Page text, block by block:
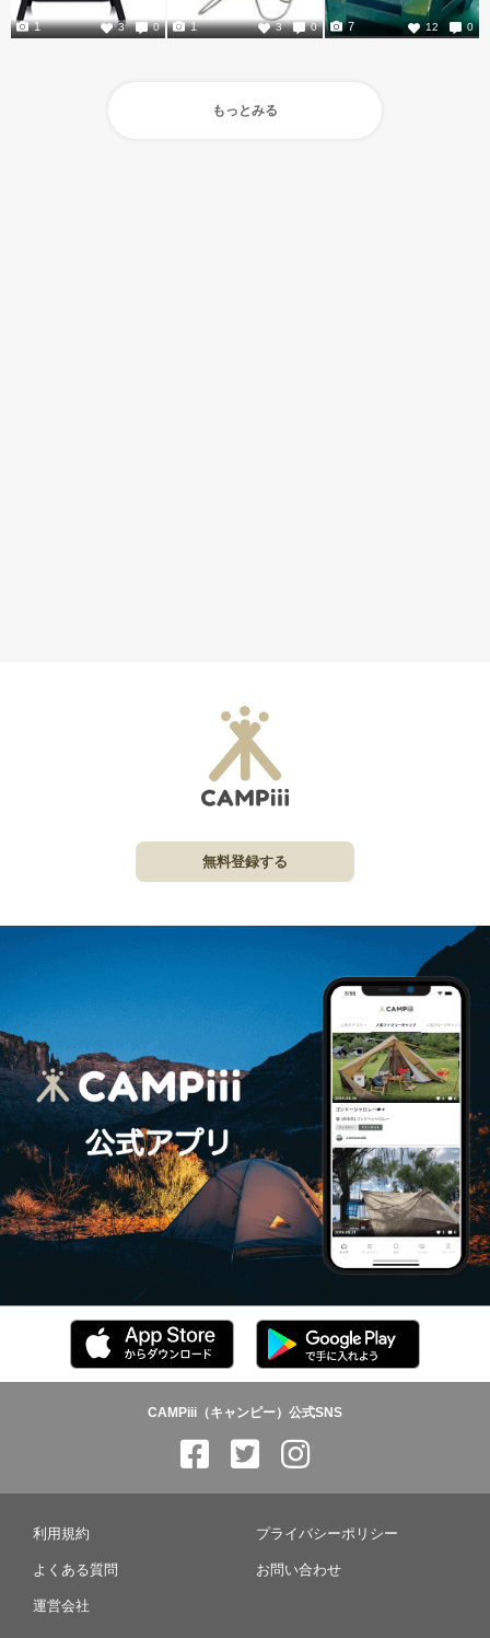
3 0
1 3 0
1 12 0
7
もっとみる
無料登録する
CAMPiii（キャンピー）公式SNS
利用規約 プライバシーポリシー
よくある質問 お問い合わせ
運営会社